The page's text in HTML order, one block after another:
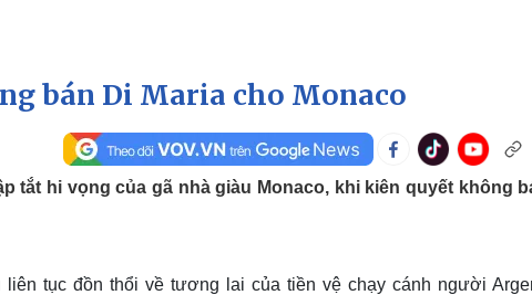
Infographic
Thể thao
eSports
Ô tô - Xe máy
bán Di Maria cho Monaco
tắt hi vọng của gã nhà giàu Monaco, khi kiên quyết không
tục đồn thổi về tương lai của tiền vệ chạy cánh người